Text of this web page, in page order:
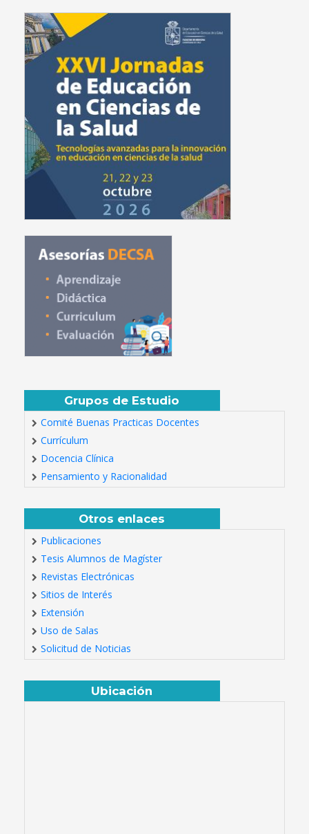
Grupos de Estudio
Comité Buenas Practicas Docentes
Currículum
Docencia Clínica
Pensamiento y Racionalidad
Otros enlaces
Publicaciones
Tesis Alumnos de Magíster
Revistas Electrónicas
Sitios de Interés
Extensión
Uso de Salas
Solicitud de Noticias
Ubicación